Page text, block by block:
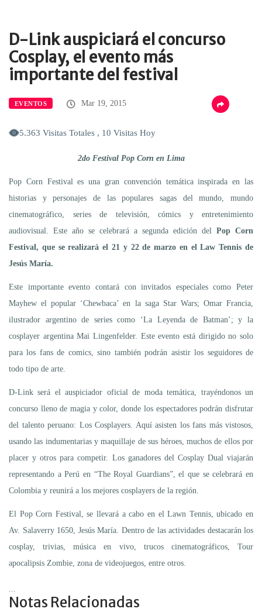
D-Link auspiciará el concurso
Cosplay, el evento más
importante del festival
EVENTOS Mar 19, 2015
5.363 Visitas Totales , 10 Visitas Hoy
2do Festival Pop Corn en Lima
Pop Corn Festival es una gran convención temática inspirada en las
historias y personajes de las populares sagas del mundo, mundo
cinematográfico, series de televisión, cómics y entretenimiento
audiovisual. Este año se celebrará a segunda edición del Pop Corn
Festival, que se realizará el 21 y 22 de marzo en el Law Tennis de
Jesús María.
Este importante evento contará con invitados especiales como Peter
Mayhew el popular ‘Chewbaca’ en la saga Star Wars; Omar Francia,
ilustrador argentino de series como ‘La Leyenda de Batman’; y la
cosplayer argentina Mai Lingenfelder. Este evento está dirigido no solo
para los fans de comics, sino también podrán asistir los seguidores de
todo tipo de arte.
D-Link será el auspiciador oficial de moda temática, trayéndonos un
concurso lleno de magia y color, donde los espectadores podrán disfrutar
del talento peruano: Los Cosplayers. Aquí asisten los fans más vistosos,
usando las indumentarias y maquillaje de sus héroes, muchos de ellos por
placer y otros para competir. Los ganadores del Cosplay Dual viajarán
representando a Perú en “The Royal Guardians”, el que se celebrará en
Colombia y reunirá a los mejores cosplayers de la región.
El Pop Corn Festival, se llevará a cabo en el Lawn Tennis, ubicado en
Av. Salaverry 1650, Jesús María. Dentro de las actividades destacarán los
cosplay, trivias, música en vivo, trucos cinematográficos, Tour
apocalipsis Zombie, zona de videojuegos, entre otros.
Notas Relacionadas